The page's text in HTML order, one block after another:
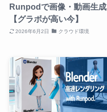
Runpodで画像・動画生成
【グラボが高い今】
2026年6月2日 クラウド環境